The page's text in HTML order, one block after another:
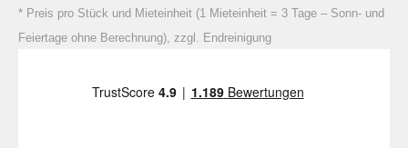
* Preis pro Stück und Mieteinheit (1 Mieteinheit = 3 Tage – Sonn- und
Feiertage ohne Berechnung), zzgl. Endreinigung